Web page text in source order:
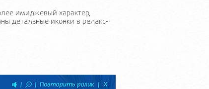
имиджевый характер,
детальные иконки в релакс-